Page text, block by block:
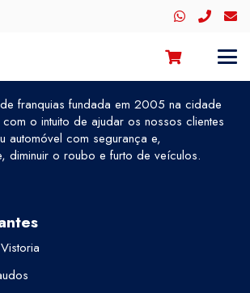
franquias fundada em 2005 na cidade
o intuito de ajudar os nossos clientes
automóvel com segurança e,
diminuir o roubo e furto de veículos.